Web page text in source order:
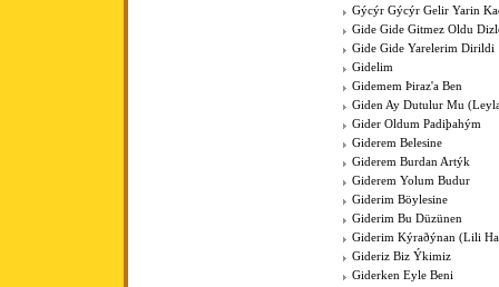
Gýcýr Gýcýr Gelir Yarin
Gide Gide Gitmez Oldu
Gide Gide Yarelerim Dirildi
Gidelim
Gidemem Þiraz'a Ben
Giden Ay Dutulur Mu
Gider Oldum Padiþahým
Giderem Belesine
Giderem Burdan Artýk
Giderem Yolum Budur
Giderim Böylesine
Giderim Bu Düzünen
Giderim Kýraðýnan (Lili
Gideriz Biz Ýkimiz
Giderken Eyle Beni